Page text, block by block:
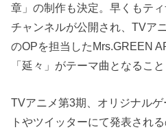
章」の制作も決定。早くもテ
チャンネルが公開され、TVア
のOPを担当したMrs.GREEN
「延々」がテーマ曲となるこ
TVアニメ第3期、オリジナル
トやツイッターにて発表され